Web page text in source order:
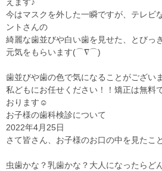
今はマスクを外した一瞬ですが、テレビ
ントさんの
綺麗な歯並びや白い歯を見せた、とびっ
元気をもらいます(⌒∇⌒)
歯並びや歯の色で気になることがござい
私どもにお任せください！！矯正は無料
おります☺
お子様の歯科検診について
2022年4月25日
さて皆さん、お子様のお口の中を見たこ
虫歯かな？乳歯かな？大人になったらど